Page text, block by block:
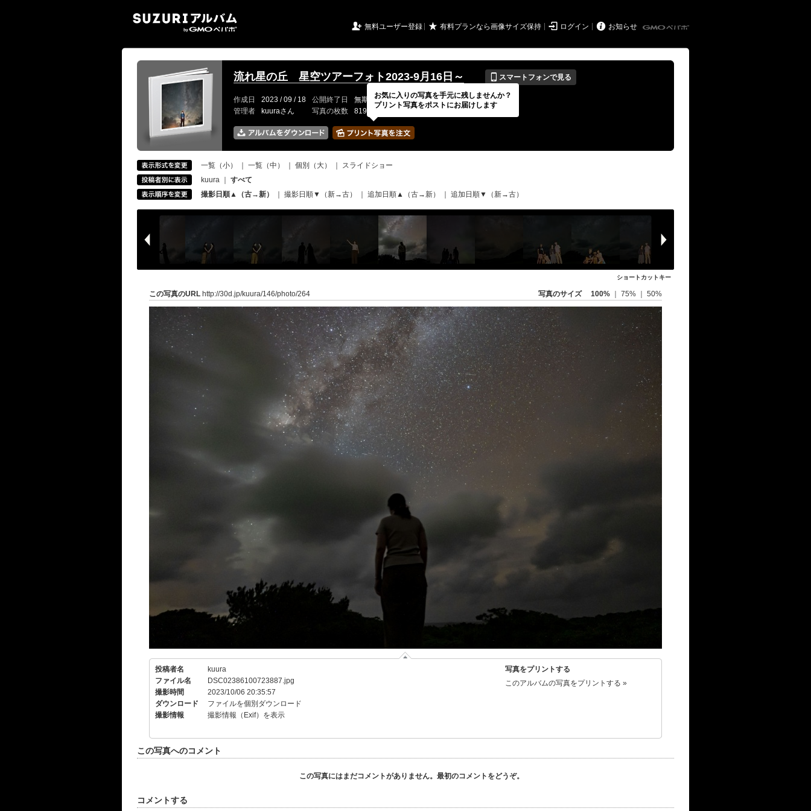
 無料ユーザー登録 ★ 有料プランなら画像サイズ保持  ログイン  お知らせ
流れ星の丘 星空ツアーフォト2023-9月16日～ 📱 スマートフォンで見る
作成日 2023 / 09 / 18 公開終了日 無期限 イベントの期間
---
管理者
kuuraさん 写真の枚数 819 / 2000枚
一覧（小） 一覧（中） 個別（大）
スライドショー
kuura
すべて
撮影日順▲（古→新）
撮影日順▼（新→古） 追加日順▲（古→新） 追加日順▼（新→古）
ショートカットキー
この写真のURL http://30d.jp/kuura/146/photo/264 写真のサイズ 100% 75% 50%
投稿者名
kuura
ファイル名
DSC02386100723887.jpg
撮影時間
2023/10/06 20:35:57
ダウンロード
ファイルを個別ダウンロード
撮影情報
撮影情報（Exif）を表示
写真をプリントする
このアルバムの写真をプリントする »
この写真へのコメント
この写真にはまだコメントがありません。最初のコメントをどうぞ。
コメントする
お気に入りの写真を手元に残しませんか？
プリント写真をポストにお届けします